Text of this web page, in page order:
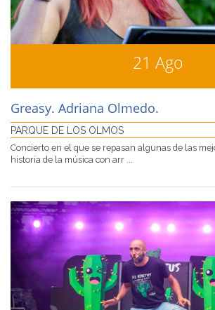
21 Ago
Greasy. Adriana Olmedo.
PARQUE DE LOS OLMOS
Concierto en el que se repasan algunas de las
historia de la música con arr ...